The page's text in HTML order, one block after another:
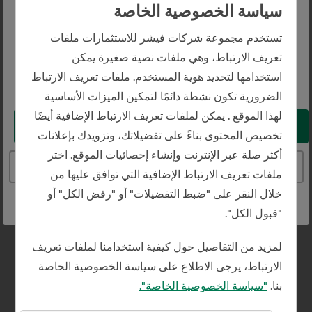
The website you are trying to reach is
intended for investors in Saudi Arabia
You appear to be in the United States
Take me to the United States website
Continue to the Saudi Arabia website
إدارة الثروات الشخصية
المستثمرين المؤسسيين
الصحافة والإعلام
التركيز على العملاء
الاتصال بالعملاء.
سياسة الخصوصية الخاصة
تستخدم مجموعة شركات فيشر للاستثمارات ملفات
تعريف الارتباط، وهي ملفات نصية صغيرة يمكن
استخدامها لتحديد هوية المستخدم. ملفات تعريف الارتباط
الضرورية تكون نشطة دائمًا لتمكين الميزات الأساسية
لهذا الموقع . يمكن لملفات تعريف الارتباط الإضافية أيضًا
تخصيص المحتوى بناءً على تفضيلاتك، وتزويدك بإعلانات
أكثر صلة عبر الإنترنت وإنشاء إحصائيات الموقع. اختر
ملفات تعريف الارتباط الإضافية التي توافق عليها من
خلال النقر على "ضبط التفضيلات" أو "رفض الكل" أو
"قبول الكل".
لمزيد من التفاصيل حول كيفية استخدامنا لملفات تعريف
الارتباط، يرجى الاطلاع على سياسة الخصوصية الخاصة
بنا. "سياسة الخصوصية الخاصة".